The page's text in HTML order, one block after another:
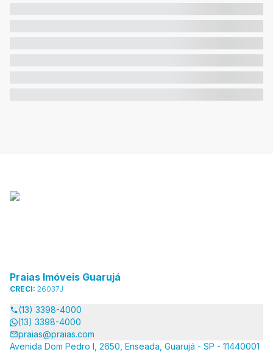
Praias Imóveis Guarujá
CRECI: 26037J
(13) 3398-4000
(13) 3398-4000
praias@praias.com
Avenida Dom Pedro I, 2650, Enseada, Guarujá - SP - 11440001